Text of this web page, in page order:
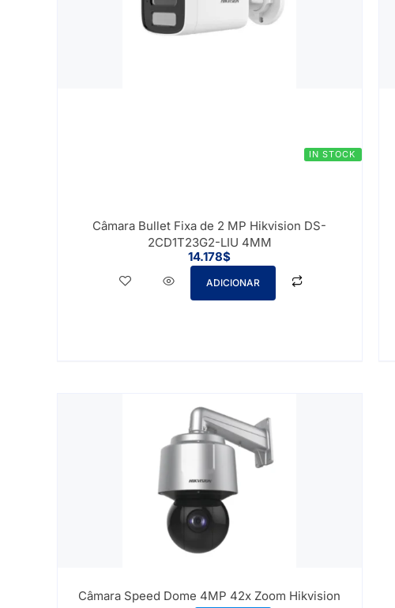
IN STOCK
Câmara Bullet Fixa de 2 MP Hikvision DS-
2CD1T23G2-LIU 4MM
14.178$
ADICIONAR
Câmara Speed Dome 4MP 42x Zoom Hikvision